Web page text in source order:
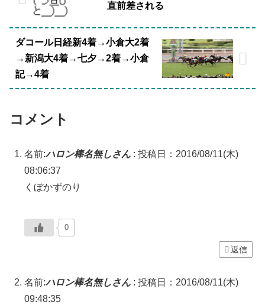
直前差される
ダコール日経新4着→小倉大2着
→新潟大4着→七夕→2着→小倉
記→4着
コメント
名前:ハロン棒名無しさん : 投稿日：2016/08/11(木)
08:06:37
くぼかずのり
0
返信
名前:ハロン棒名無しさん : 投稿日：2016/08/11(木)
09:48:35